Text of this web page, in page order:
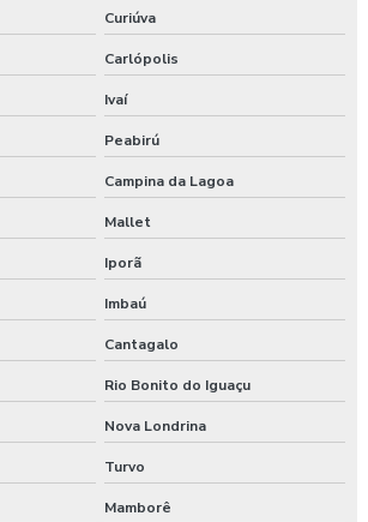
Curiúva
Carlópolis
Ivaí
Peabirú
Campina da Lagoa
Mallet
Iporã
Imbaú
Cantagalo
Rio Bonito do Iguaçu
Nova Londrina
Turvo
Mamborê